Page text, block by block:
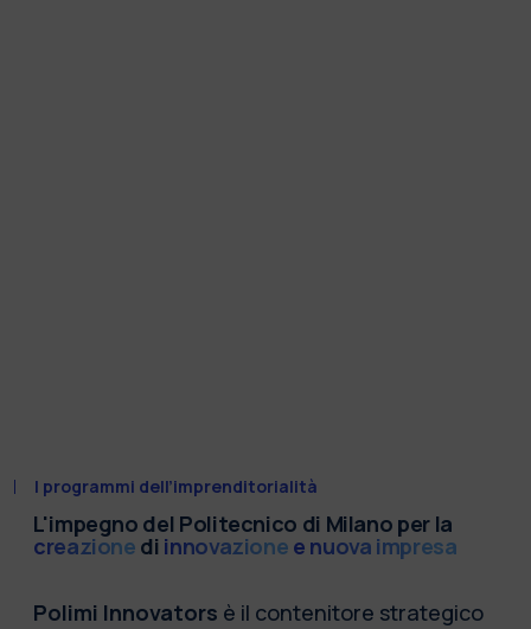
I programmi dell’imprenditorialità
L'impegno del Politecnico di Milano per la
creazione di innovazione e nuova impresa
Polimi Innovators è il contenitore strategico